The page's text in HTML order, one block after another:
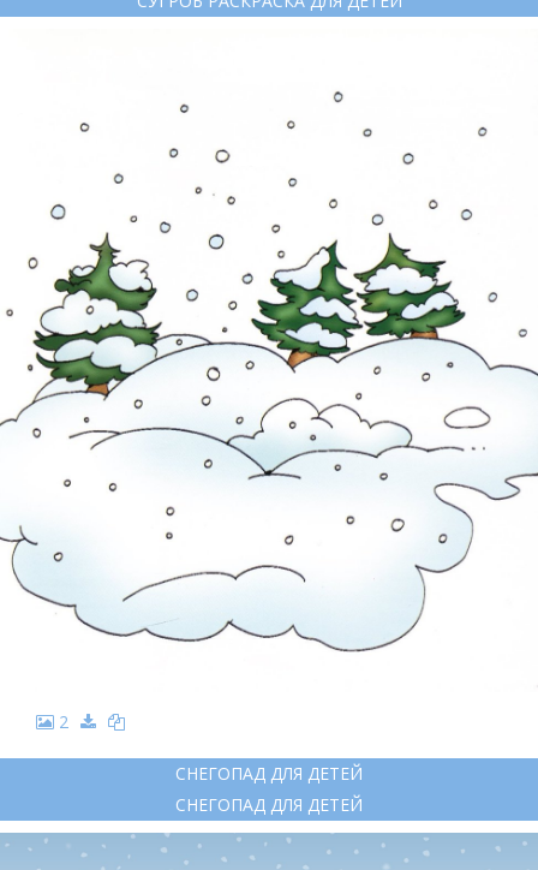
2
СНЕГОПАД ДЛЯ ДЕТЕЙ
СНЕГОПАД ДЛЯ ДЕТЕЙ